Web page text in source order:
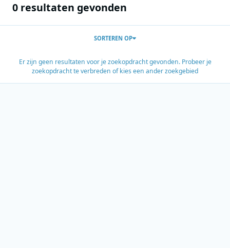
0 resultaten gevonden
SORTEREN OP
Er zijn geen resultaten voor je zoekopdracht gevonden. Probeer je
zoekopdracht te verbreden of kies een ander zoekgebied